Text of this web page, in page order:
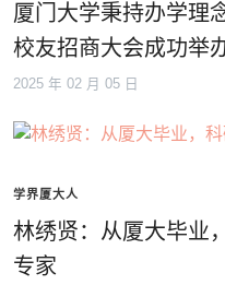
厦门大学秉持办学理
校友招商大会成功举
2025 年 02 月 05 日
学界厦大人
林绣贤：从厦大毕业
专家